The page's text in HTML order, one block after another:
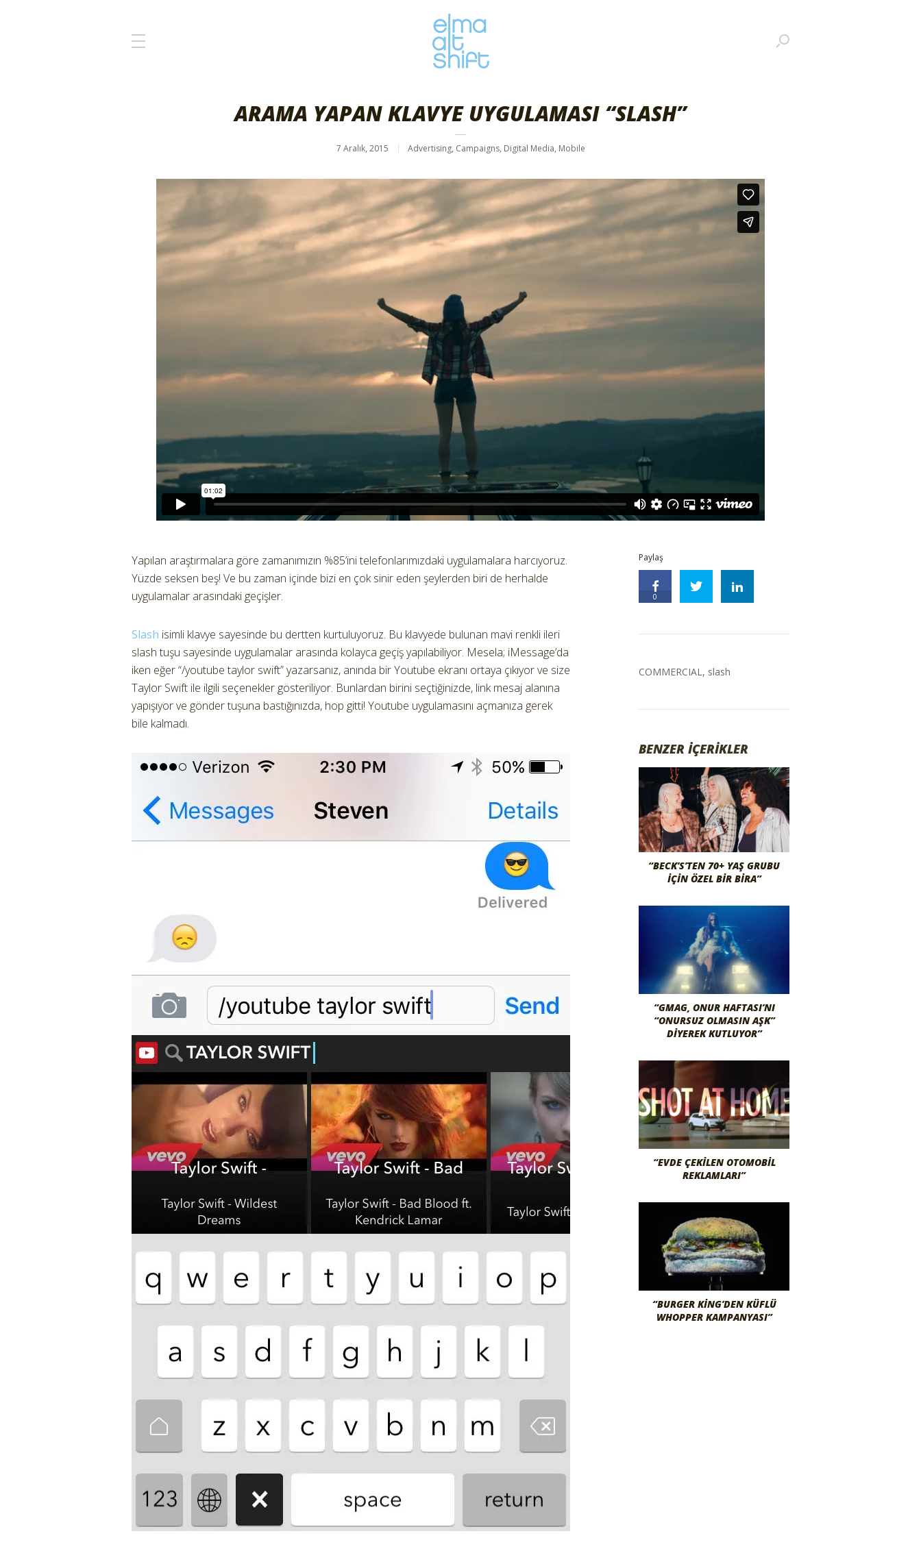
ARAMA YAPAN KLAVYE UYGULAMASI “SLASH”
7 Aralık, 2015 Advertising, Campaigns, Digital Media, Mobile
Yapılan araştırmalara göre zamanımızın %85’ini telefonlarımızdaki uygulamalara harcıyoruz.
Yüzde seksen beş! Ve bu zaman içinde bizi en çok sinir eden şeylerden biri de herhalde
uygulamalar arasındaki geçişler.
Slash isimli klavye sayesinde bu dertten kurtuluyoruz. Bu klavyede bulunan mavi renkli ileri
slash tuşu sayesinde uygulamalar arasında kolayca geçiş yapılabiliyor. Mesela; iMessage’da
iken eğer “/youtube taylor swift” yazarsanız, anında bir Youtube ekranı ortaya çıkıyor ve size
Taylor Swift ile ilgili seçenekler gösteriliyor. Bunlardan birini seçtiğinizde, link mesaj alanına
yapışıyor ve gönder tuşuna bastığınızda, hop gitti! Youtube uygulamasını açmanıza gerek
bile kalmadı.
Paylaş
0
COMMERCIAL, slash
BENZER İÇERİKLER
“BECK’S’TEN 70+ YAŞ GRUBU
İÇIN ÖZEL BIR BIRA”
“GMAG, ONUR HAFTASI’NI
“ONURSUZ OLMASIN AŞK”
DIYEREK KUTLUYOR”
“EVDE ÇEKILEN OTOMOBIL
REKLAMLARI”
“BURGER KING’DEN KÜFLÜ
WHOPPER KAMPANYASI”